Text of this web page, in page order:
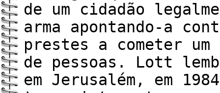
de um cidadão
arma apontando-a
prestes a cometer
de pessoas. Lott
em Jerusalém, em